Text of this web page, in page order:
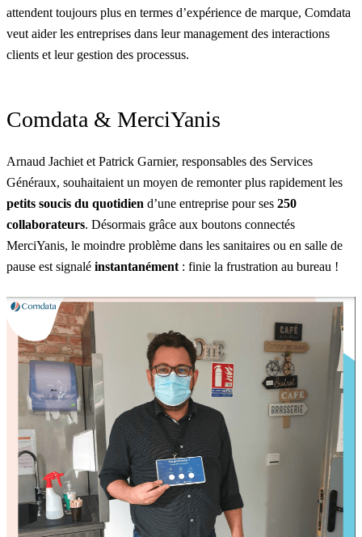
attendent toujours plus en termes d’expérience de marque, Comdata
veut aider les entreprises dans leur management des interactions
clients et leur gestion des processus.
Comdata & MerciYanis
Arnaud Jachiet et Patrick Garnier, responsables des Services
Généraux, souhaitaient un moyen de remonter plus rapidement les
petits soucis du quotidien d’une entreprise pour ses 250
collaborateurs. Désormais grâce aux boutons connectés
MerciYanis, le moindre problème dans les sanitaires ou en salle de
pause est signalé instantanément : finie la frustration au bureau !